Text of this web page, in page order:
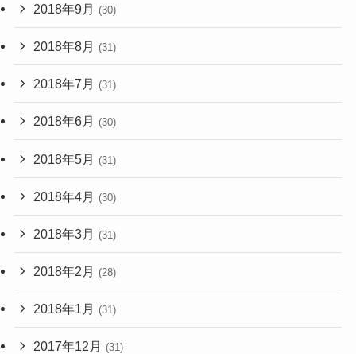
2018年9月 (30)
2018年8月 (31)
2018年7月 (31)
2018年6月 (30)
2018年5月 (31)
2018年4月 (30)
2018年3月 (31)
2018年2月 (28)
2018年1月 (31)
2017年12月 (31)